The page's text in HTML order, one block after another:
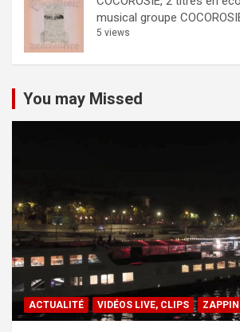
musical groupe
5 views
You may Missed
ACTUALITÉ VIDÉOS LIVE, CLIPS